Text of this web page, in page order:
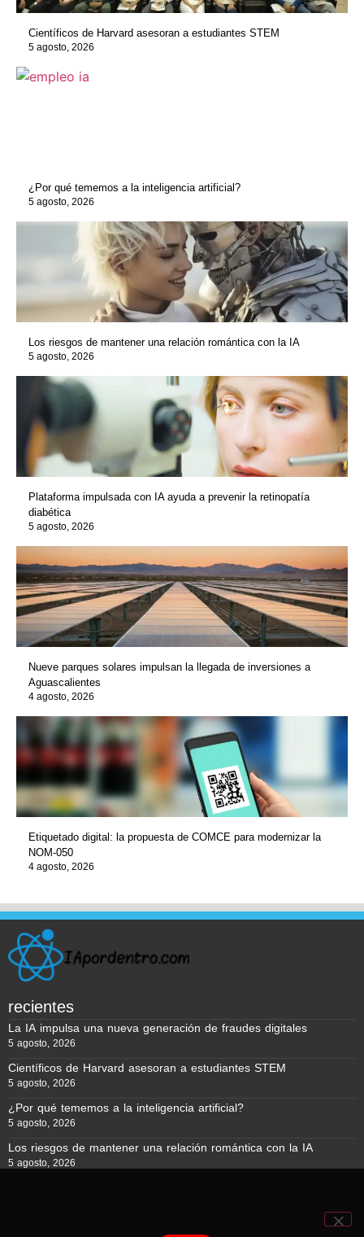
Científicos de Harvard asesoran a estudiantes STEM
5 agosto, 2026
¿Por qué tememos a la inteligencia artificial?
5 agosto, 2026
Los riesgos de mantener una relación romántica con la IA
5 agosto, 2026
Plataforma impulsada con IA ayuda a prevenir la retinopatía
diabética
5 agosto, 2026
Nueve parques solares impulsan la llegada de inversiones a
Aguascalientes
4 agosto, 2026
Etiquetado digital: la propuesta de COMCE para modernizar la
NOM-050
4 agosto, 2026
recientes
La IA impulsa una nueva generación de fraudes digitales
5 agosto, 2026
Científicos de Harvard asesoran a estudiantes STEM
5 agosto, 2026
¿Por qué tememos a la inteligencia artificial?
5 agosto, 2026
Los riesgos de mantener una relación romántica con la IA
5 agosto, 2026